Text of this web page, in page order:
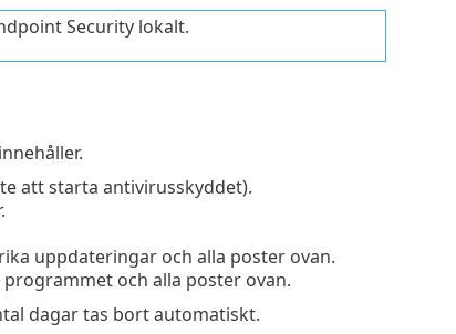
Security lokalt.
att starta antivirusskyddet).
uppdateringar och alla poster ovan.
och alla poster ovan.
dagar tas bort automatiskt.